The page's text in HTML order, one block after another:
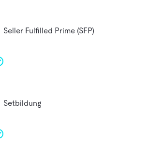
Seller Fulfilled Prime (SFP)
Setbildung